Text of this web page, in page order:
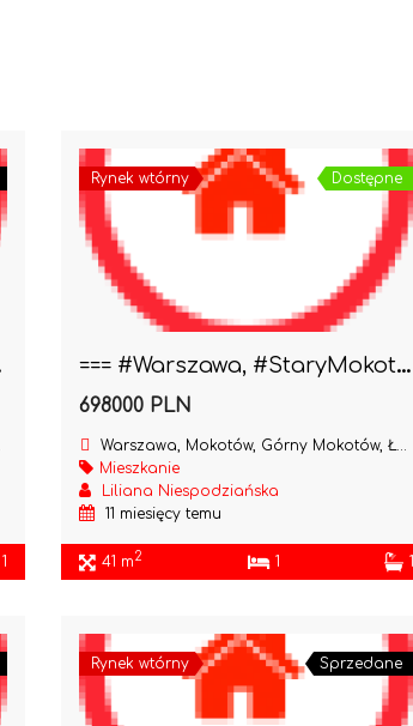
1
Rynek wtórny Dostępne
=== #Warszawa, #StaryMokotów 2/3 pokoje Cichutkie ..
698000 PLN
Warszawa, Mokotów, Górny Mokotów, Łowicka
Mieszkanie
Liliana Niespodziańska
11 miesięcy temu
41 m2 1 1
Rynek wtórny Sprzedane